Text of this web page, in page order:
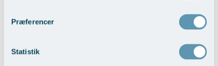
Præferencer
Statistik
E-mail
Besked